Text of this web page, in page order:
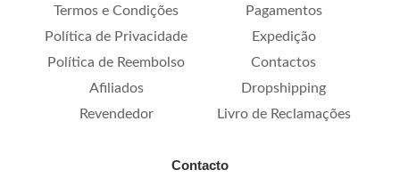
Termos e Condições
Pagamentos
Política de Privacidade
Expedição
Política de Reembolso
Contactos
Afiliados
Dropshipping
Revendedor
Livro de Reclamações
Contacto